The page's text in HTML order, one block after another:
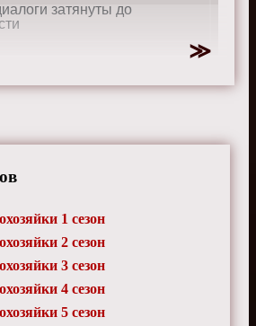
затянуты до
истории героинь отлично
1 сезон
2 сезон
3 сезон
4 сезон
5 сезон